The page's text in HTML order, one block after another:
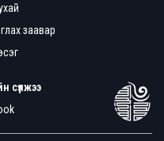
заавар
сүлжээ